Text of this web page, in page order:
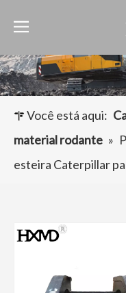
Você está aqui:
material rodante »
esteira Caterpillar